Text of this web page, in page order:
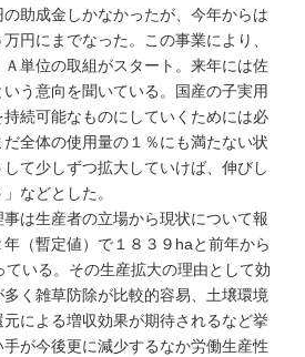
助成金しかなかったが、今年からは
円にまでなった。この事業により、
単位の取組がスタート。来年には佐
う意向を聞いている。国産の子実用
続可能なものにしていくためには必
全体の使用量の１％にも満たない状
て少しずつ拡大していけば、伸びし
などとした。
は生産者の立場から現状について報
（暫定値）で１８３９haと前年から
いる。その生産拡大の理由として効
く雑草防除が比較的容易、土壌環境
による増収効果が期待されるなど挙
が今後更に減少するなか労働生産性